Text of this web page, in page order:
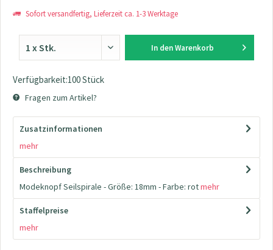
Sofort versandfertig, Lieferzeit ca. 1-3 Werktage
In den Warenkorb
Verfügbarkeit:100 Stück
Fragen zum Artikel?
Zusatzinformationen
mehr
Beschreibung
Modeknopf Seilspirale - Größe: 18mm - Farbe: rotmehr
Staffelpreise
mehr